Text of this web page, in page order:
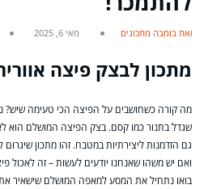
מאת בומבה מתכונים מאי 6, 2025
מתכון לבצק פיצה
מה קורה כשחושבים על הפיצה הכי טעימה שיש?
שגדל בתנור כמו קסם. בצק הפיצה המושלם הוא
גם הזדמנות ליצירתיות במטבח. זהו מתכון שיגרום
ואם יש משהו שאנחנו יודעים לעשות – זה לאכול
בואו נתחיל את המסע למאפה המושלם שישאיר